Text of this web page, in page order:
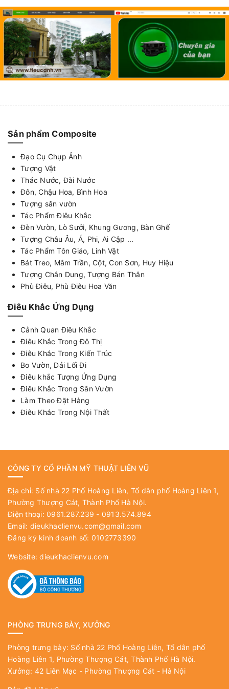
Sản phẩm Composite
Đạo Cụ Chụp Ảnh
Tượng Vật
Thác Nước, Đài Nước
Đôn, Chậu Hoa, Bình Hoa
Tượng sân vườn
Tác Phẩm Điêu Khắc
Đèn Vườn, Lò Sưởi, Khung Gương, Bàn Ghế
Tượng Châu Âu, Á, Phi, Ai Cập ...
Tác Phẩm Tôn Giáo, Linh Vật
Bát Treo, Mâm Trần, Cột, Con Sơn, Huy Hiệu
Tượng Chân Dung, Tượng Bán Thân
Phù Điêu, Phù Điêu Hoa Văn
Điêu Khắc Ứng Dụng
Cảnh Quan Điêu Khắc
Điêu Khắc Trong Đô Thị
Điêu Khắc Trong Kiến Trúc
Bo Vườn, Dải Lối Đi
Điêu khắc Tượng Ứng Dụng
Điêu Khắc Trong Sân Vườn
Làm Theo Đặt Hàng
Điêu Khắc Trong Nội Thất
CÔNG TY CỔ PHẦN MỸ THUẬT LIÊN VŨ
Địa chỉ: Số nhà 22 Phố Hoàng Liên, Tổ dân phố Hoàng Liên 1,
Phường Thượng Cát, Thành Phố Hà Nội.
Điện thoại: 0961.287.239 - 0913.574.894
Email: dieukhaclienvu.com@gmail.com
Đăng ký kinh doanh số: 0102773390
Website:dieukhaclienvu.com
PHÒNG TRƯNG BÀY, XƯỞNG
Phòng trưng bày: Số nhà 22 Phố Hoàng Liên, Tổ dân phố
Hoàng Liên 1, Phường Thượng Cát, Thành Phố Hà Nội.
Xưởng: 42 Liên Mạc - Phường Thượng Cát - Hà Nội